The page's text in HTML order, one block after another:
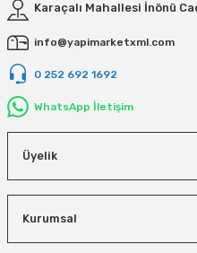
Karaçalı Mahallesi İnönü
info@yapimarketxml.com
0 252 692 1692
WhatsApp İletişim
Üyelik
Kurumsal